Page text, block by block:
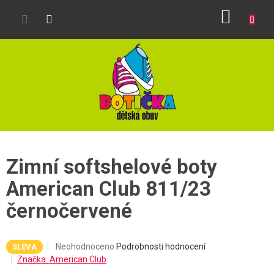
Zimní softshelové boty
American Club 811/23
černočervené
SLEVA
Průměrné
hodnocení
Neohodnoceno Podrobnosti hodnocení
Značka: American Club